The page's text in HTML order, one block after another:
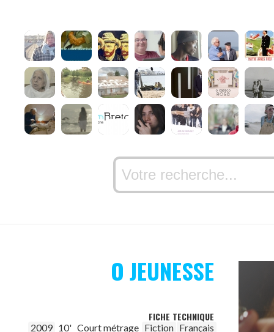
O JEUNESSE
FICHE TECHNIQUE
2009 10' Court métrage Fiction Français